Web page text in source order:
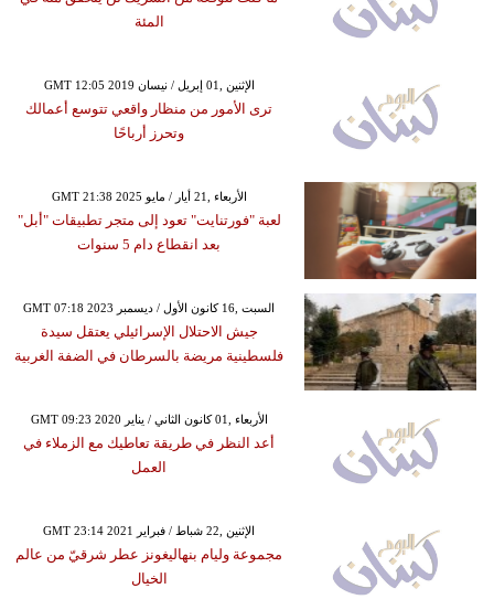
المئة
GMT 12:05 2019 الإثنين ,01 إبريل / نيسان
ترى الأمور من منظار واقعي تتوسع أعمالك
وتحرز أرباحًا
GMT 21:38 2025 الأربعاء ,21 أيار / مايو
لعبة "فورتنايت" تعود إلى متجر تطبيقات "أبل"
بعد انقطاع دام 5 سنوات
GMT 07:18 2023 السبت ,16 كانون الأول / ديسمبر
جيش الاحتلال الإسرائيلي يعتقل سيدة
فلسطينية مريضة بالسرطان في الضفة الغربية
GMT 09:23 2020 الأربعاء ,01 كانون الثاني / يناير
أعد النظر في طريقة تعاطيك مع الزملاء في
العمل
GMT 23:14 2021 الإثنين ,22 شباط / فبراير
مجموعة وليام بنهاليغونز عطر شرقيّ من عالم
الخيال